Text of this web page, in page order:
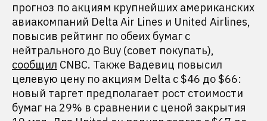
прогноз по акциям крупнейших американских
авиакомпаний Delta Air Lines и United Airlines,
повысив рейтинг по обеих бумаг с
нейтрального до Buy (совет покупать),
сообщил CNBC. Также Вадевиц повысил
целевую цену по акциям Delta с $46 до $66:
новый таргет предполагает рост стоимости
бумаг на 29% в сравнении с ценой закрытия